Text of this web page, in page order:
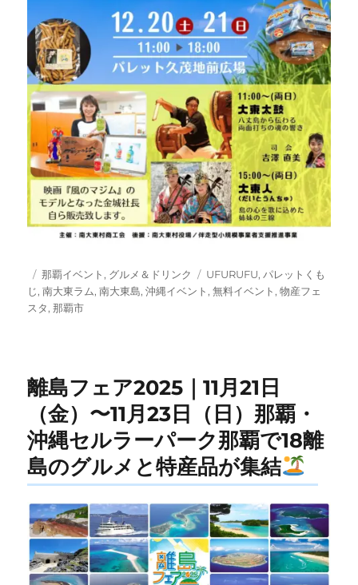
投
稿
日:
カ
テ
ゴ
那覇イベント, グルメ＆ドリンク
タ
グ
UFURUFU,パレットくも
じ,南大東ラム,南大東島,沖縄イベント,無料イベント,物産フェ
スタ,那覇市
離島フェア2025｜11月21日
（金）〜11月23日（日）那覇・
沖縄セルラーパーク那覇で18離
島のグルメと特産品が集結